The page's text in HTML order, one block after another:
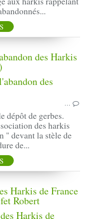
des Harkis
…
dépôt de gerbes.
des harkis
" devant la stèle de
de...
Harkis de France
Robert